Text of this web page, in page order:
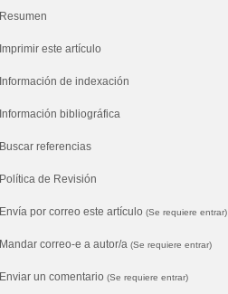
Resumen
Imprimir este artículo
Información de indexación
Información bibliográfica
Buscar referencias
Política de Revisión
Envía por correo este artículo(Se requiere entrar)
Mandar correo-e a autor/a(Se requiere entrar)
Enviar un comentario(Se requiere entrar)